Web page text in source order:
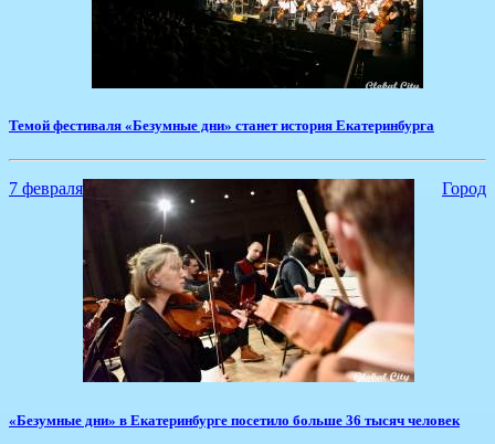
Темой фестиваля «Безумные дни» станет история Екатеринбурга
7 февраля Город
«Безумные дни» в Екатеринбурге посетило больше 36 тысяч человек